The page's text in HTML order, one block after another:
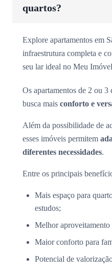
quartos?
Explore apartamentos em
infraestrutura completa e
seu lar ideal no Meu
Os apartamentos de 2 ou 3
busca mais conforto e
Além da possibilidade de
esses imóveis permitem
diferentes necessidades.
Entre os principais
Mais espaço para
estudos;
Melhor
Maior conforto para
Potencial de